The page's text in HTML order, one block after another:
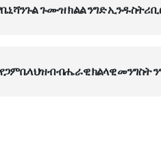
ጉሙዝ ክልል ንግድ ኢንዱስትሪ
የጋምቤላ ህዝብ ብሔራዊ ክልላዊ መንግስት